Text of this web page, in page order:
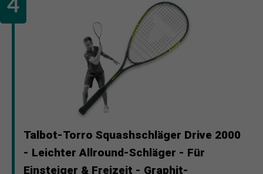
Talbot-Torro Squashschläger Drive 2000
- Leichter Allround-Schläger - Für
Einsteiger & Freizeit - Graphit-